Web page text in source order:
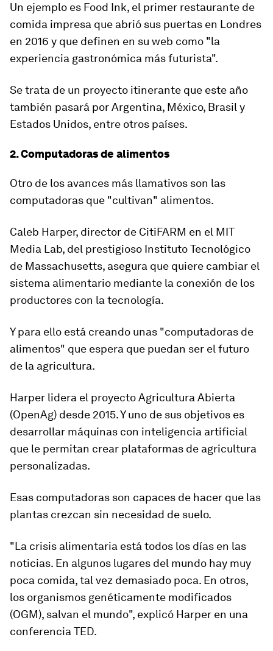
Un ejemplo es Food Ink, el primer restaurante de
comida impresa que abrió sus puertas en Londres
en 2016 y que definen en su web como "la
experiencia gastronómica más futurista".
Se trata de un proyecto itinerante que este año
también pasará por Argentina, México, Brasil y
Estados Unidos, entre otros países.
2. Computadoras de alimentos
Otro de los avances más llamativos son las
computadoras que "cultivan" alimentos.
Caleb Harper, director de CitiFARM en el MIT
Media Lab, del prestigioso Instituto Tecnológico
de Massachusetts, asegura que quiere cambiar el
sistema alimentario mediante la conexión de los
productores con la tecnología.
Y para ello está creando unas "computadoras de
alimentos" que espera que puedan ser el futuro
de la agricultura.
Harper lidera el proyecto Agricultura Abierta
(OpenAg) desde 2015. Y uno de sus objetivos es
desarrollar máquinas con inteligencia artificial
que le permitan crear plataformas de agricultura
personalizadas.
Esas computadoras son capaces de hacer que las
plantas crezcan sin necesidad de suelo.
"La crisis alimentaria está todos los días en las
noticias. En algunos lugares del mundo hay muy
poca comida, tal vez demasiado poca. En otros,
los organismos genéticamente modificados
(OGM), salvan el mundo", explicó Harper en una
conferencia TED.